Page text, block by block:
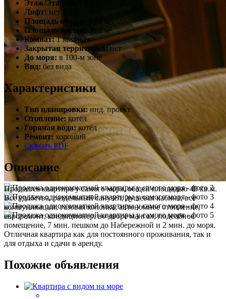
Этаж/Этажей:
Лифт: нет
Площадь общая:
Площадь жилая:
30.0 м²
Комнат: 1 комната
Закрытая территория: нет
До моря: в 100-м зоне
Вид: без вида
Характеристики
Тип планировки: инд. проект
Отопление: котёл
Горячая вода: котёл
Ремонт: хороший
Скачать PDF
Описание
Продается квартира у самого моря, общей площадью 40 кв.м.
Все удобства, раздельный санузел, душевая кабина, все
коммуникации, газовая колонка, автономное отопление,
евроремонт, кондиционер, во дворе мангал, подсобное
помещение, 7 мин. пешком до Набережной и 2 мин. до моря.
Отличная квартира как для постоянного проживания, так и
для отдыха и сдачи в аренду.
Похожие объявления